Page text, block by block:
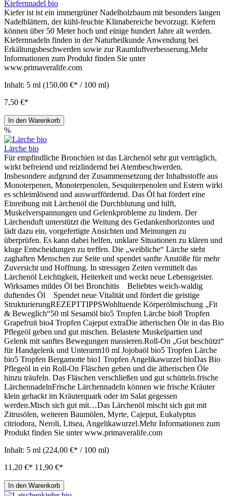
Kiefernnadel bio
Kiefer ist ist ein immergrüner Nadelholzbaum mit besonders langen
Nadelblättern, der kühl-feuchte Klimabereiche bevorzugt. Kiefern
können über 50 Meter hoch und einige hundert Jahre alt werden.
Kiefernnadeln finden in der Naturheilkunde Anwendung bei
Erkältungsbeschwerden sowie zur Raumluftverbesserung.Mehr
Informationen zum Produkt finden Sie unter
www.primaveralife.com
Inhalt: 5 ml (150,00 €* / 100 ml)
7,50 €*
In den Warenkorb
%
Lärche bio
Für empfindliche Bronchien ist das Lärchenöl sehr gut verträglich,
wirkt befreiend und reizlindernd bei Atembeschwerden.
Insbesondere aufgrund der Zusammensetzung der Inhaltsstoffe aus
Monoterpenen, Monoterpenolen, Sesquiterpenolen und Estern wirkt
es schleimlösend und auswurffördernd. Das Öl hat fördert eine
Einreibung mit Lärchenöl die Durchblutung und hilft,
Muskelverspannungen und Gelenkprobleme zu lindern. Der
Lärchenduft unterstützt die Weitung des Gedankenhorizontes und
lädt dazu ein, vorgefertigte Ansichten und Meinungen zu
überprüfen. Es kann dabei helfen, unklare Situationen zu klären und
kluge Entscheidungen zu treffen. Die „weibliche“ Lärche steht
zaghaften Menschen zur Seite und spendet sanfte Anstöße für mehr
Zuversicht und Hoffnung. In stressigen Zeiten vermittelt das
Lärchenöl Leichtigkeit, Heiterkeit und weckt neue Lebensgeister.
Wirksames mildes Öl bei Bronchitis Beliebtes weich-waldig
duftendes Öl Spendet neue Vitalität und fördert die geistige
StrukturierungREZEPTTIPPSWohltuende Körperölmischung „Fit
& Beweglich“50 ml Sesamöl bio5 Tropfen Lärche bio8 Tropfen
Grapefruit bio4 Tropfen Cajeput extraDie ätherischen Öle in das Bio
Pflegeöl geben und gut mischen. Belastete Muskelpartien und
Gelenk mit sanftes Bewegungen massieren.Roll-On „Gut beschützt“
für Handgelenk und Unterarm10 ml Jojobaöl bio5 Tropfen Lärche
bio5 Tropfen Bergamotte bio1 Tropfen Angelikawurzel bioDas Bio
Pflegeöl in ein Roll-On Fläschen geben und die ätherischen Öle
hinzu träufeln. Das Fläschen verschließen und gut schütteln.frische
LärchennadelnFrische Lärchennadeln können wie frische Kräuter
klein gehackt im Kräuterquark oder im Salat gegessen
werden.Misch sich gut mit…Das Lärchenöl mischt sich gut mit
Zitrusölen, weiteren Baumölen, Myrte, Cajeput, Eukalyptus
citriodora, Neroli, Litsea, Angelikawurzel.Mehr Informationen zum
Produkt finden Sie unter www.primaveralife.com
Inhalt: 5 ml (224,00 €* / 100 ml)
11,20 €* 11,90 €*
In den Warenkorb